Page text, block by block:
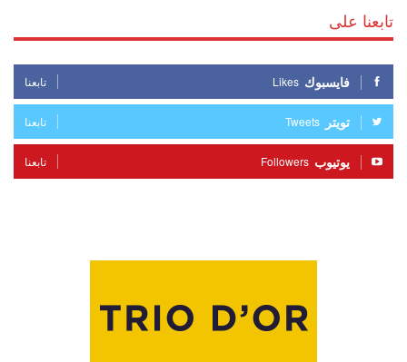
تابعنا على
فايسبوك Likes تابعنا
تويتر Tweets تابعنا
يوتيوب Followers تابعنا